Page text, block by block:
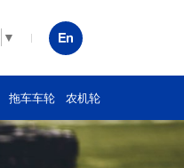
▼
拖车车轮 农机轮